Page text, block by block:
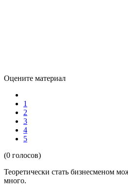
Оцените материал
1
2
3
4
5
(0 голосов)
Теоретически стать бизнесменом
много.